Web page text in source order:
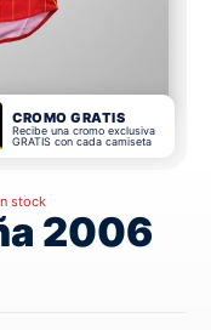
CROMO GRATIS
Recibe una cromo exclusiva
GRATIS con cada camiseta
stock
2006